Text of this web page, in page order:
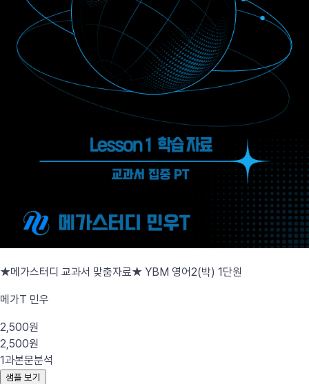
★메가스터디 교과서 맞춤자료★ YBM 영어2(박) 1단원
메가T 민우
2,500원
2,500원
1과본문분석
샘플 보기